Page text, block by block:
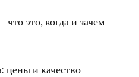
это, когда и зачем
и качество